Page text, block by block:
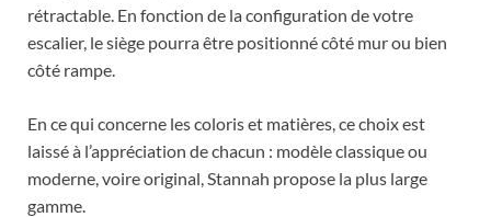
rétractable. En fonction de la configuration de votre
escalier, le siège pourra être positionné côté mur ou bien
côté rampe.
En ce qui concerne les coloris et matières, ce choix est
laissé à l’appréciation de chacun : modèle classique ou
moderne, voire original, Stannah propose la plus large
gamme.